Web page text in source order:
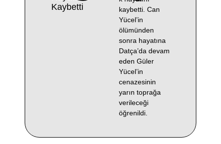
Kaybetti
kaybetti. Can
Yücel’in
ölümünden
sonra hayatına
Datça’da devam
eden Güler
Yücel’in
cenazesinin
yarın toprağa
verileceği
öğrenildi.